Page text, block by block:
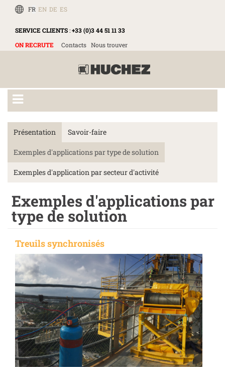
FR EN DE ES
SERVICE CLIENTS:+33 (0)3 44 51 11 33
ON RECRUTE
Contacts Nous trouver
Présentation Savoir-faire
Exemples d'applications par type de solution
Exemples d'application par secteur d'activité
Exemples d'applications par
type de solution
Treuils synchronisés